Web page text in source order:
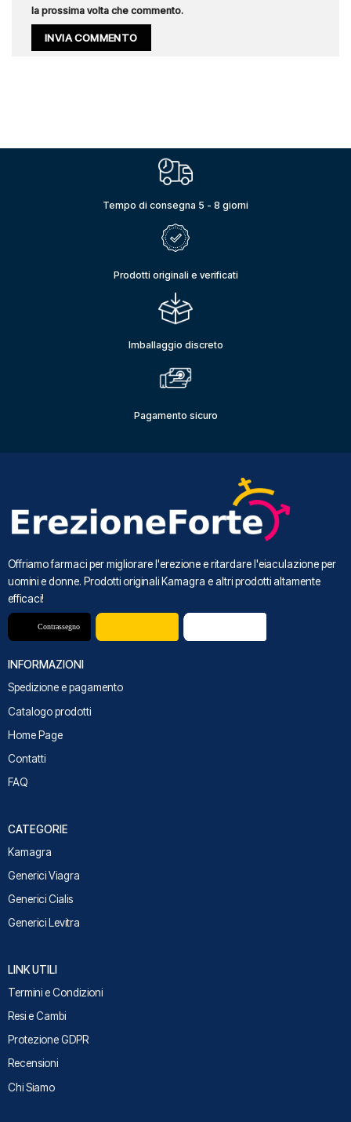
la prossima volta che commento.
Tempo di consegna 5 - 8 giorni
Prodotti originali e verificati
Imballaggio discreto
Pagamento sicuro
Offriamo farmaci per migliorare l'erezione e ritardare l'eiaculazione per
uomini e donne. Prodotti originali Kamagra e altri prodotti altamente
efficaci!
INFORMAZIONI
Spedizione e pagamento
Catalogo prodotti
Home Page
Contatti
FAQ
CATEGORIE
Kamagra
Generici Viagra
Generici Cialis
Generici Levitra
LINK UTILI
Termini e Condizioni
Resi e Cambi
Protezione GDPR
Recensioni
Chi Siamo